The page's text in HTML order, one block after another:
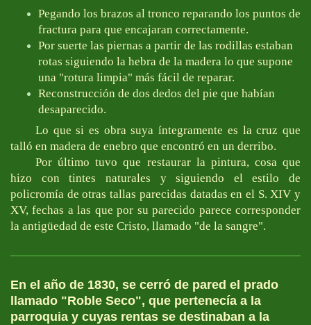
Pegando los brazos al tronco reparando los puntos de
fractura para que encajaran correctamente.
Por suerte las piernas a partir de las rodillas estaban
rotas siguiendo la hebra de la madera lo que supone
una "rotura limpia" más fácil de reparar.
Reconstrucción de dos dedos del pie que habían
desaparecido.
Lo que si es obra suya íntegramente es la cruz que
talló en madera de enebro que encontró en un derribo.
Por último tuvo que restaurar la pintura, cosa que
hizo con tintes naturales y siguiendo el estilo de
policromía de otras tallas parecidas datadas en el S. XIV y
XV, fechas a las que por su parecido parece corresponder
la antigüedad de este Cristo, llamado "de la sangre".
En el año de 1830, se cerró de pared el prado
llamado "Roble Seco", que pertenecía a la
parroquia y cuyas rentas se destinaban a la